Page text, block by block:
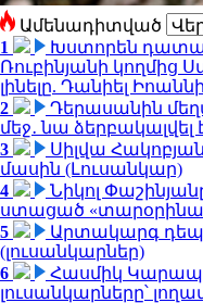
Ամենադիտված
1
Խստորեն
Ռուբինյանի կողմից
լինելը. Դանիել
2
Դերասանին
մեջ․ նա ձերբակալվել
3
Սիլվա
մասին (Լուսանկար)
4
Նիկոլ
ստացած
5
Արտակարգ
(լուսանկարներ)
6
Հասմիկ
լուսանկարները՝